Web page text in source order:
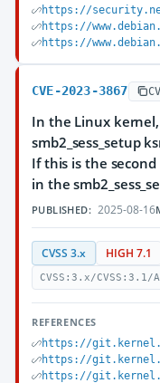
https://
https://
https://
CVE-2023-3867
In the Linux
smb2_sess_setup
If this is the
in the
PUBLISHED: 2025-08-16
CVSS 3.x HIGH 7.1
CVSS:3.x/
REFERENCES
https://
https://
https://